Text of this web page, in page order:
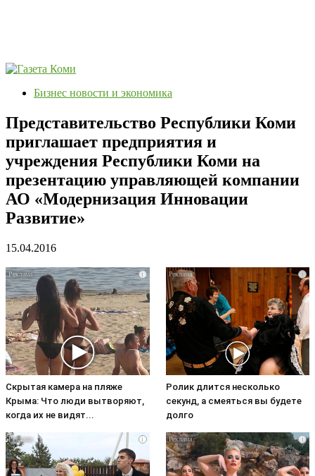
Бизнес новости и экономика
Представительство Республики Коми
приглашает предприятия и
учреждения Республики Коми на
презентацию управляющей компании
АО «Модернизация Инновации
Развитие»
15.04.2016
i
Скрытая камера на пляже
Крыма: Что люди вытворяют,
когда их не видят...
i
Ролик длится несколько
секунд, а смеяться вы будете
долго
i i